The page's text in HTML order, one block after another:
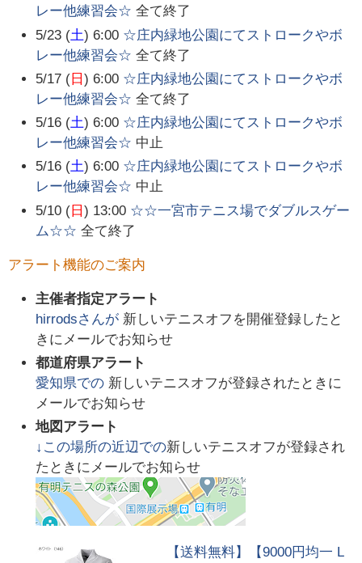
レー他練習会☆ 全て終了
5/23 (土) 6:00 ☆庄内緑地公園にてストロークやボ
レー他練習会☆ 全て終了
5/17 ( 日) 6:00 ☆庄内緑地公園にてストロークやボ
レー他練習会☆ 全て終了
5/16 (土) 6:00 ☆庄内緑地公園にてストロークやボ
レー他練習会☆ 中止
5/16 (土) 6:00 ☆庄内緑地公園にてストロークやボ
レー他練習会☆ 中止
5/10 ( 日) 13:00 ☆☆一宮市テニス場でダブルスゲー
ム☆☆ 全て終了
アラート機能のご案内
主催者指定アラート
hirrodsさんが 新しいテニスオフを開催登録したと
きにメールでお知らせ
都道府県アラート
愛知県での 新しいテニスオフが登録されたときに
メールでお知らせ
地図アラート
↓この場所の近辺での新しいテニスオフが登録され
たときにメールでお知らせ
【送料無料】【9000円均一 L